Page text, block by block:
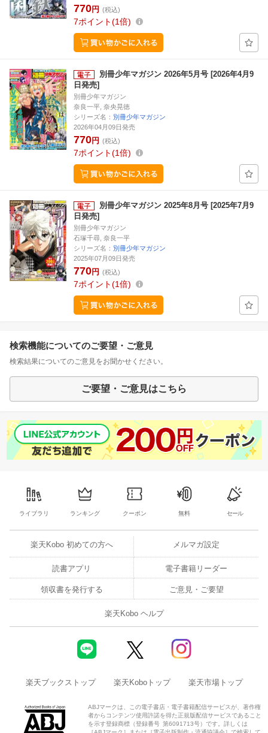
770円 (税込)
7ポイント 1倍
別冊少年マガジン 2026年5月号 [2026年4月9
日発売]
別冊少年マガジン
奈良一平, 奈央晃徳
シリーズ名： 別冊少年マガジン
2026年04月09日発売
770円 (税込)
7ポイント 1倍
別冊少年マガジン 2025年8月号 [2025年7月9
日発売]
別冊少年マガジン
石塚千尋, 奈良一平
シリーズ名： 別冊少年マガジン
2025年07月09日発売
770円 (税込)
7ポイント 1倍
検索機能についてのご要望・ご意見
検索結果についてのご意見をお聞かせください。
ご要望・ご意見はこちら
ライブラリ ランキング クーポン 無料 セール
楽天Kobo 初めての方へ メルマガ設定
読書アプリ 電子書籍リーダー
領収書を発行する ご意見・ご要望
楽天Kobo ヘルプ
楽天ブックストップ 楽天Koboトップ 楽天市場トップ
ABJマークは、この電子書店・電子書籍配信サービスが、著作権
者からコンテンツ使用許諾を得た正規版配信サービスであること
を示す登録商標（登録番号 第6091713号）です。詳しくは